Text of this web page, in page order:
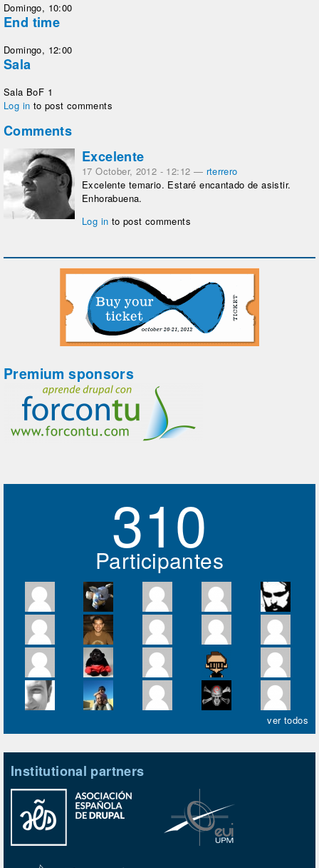
Domingo, 10:00
End time
Domingo, 12:00
Sala
Sala BoF 1
Log in to post comments
Comments
Excelente
17 October, 2012 - 12:12 — rterrero
Excelente temario. Estaré encantado de asistir.
Enhorabuena.
Log in to post comments
Premium sponsors
310
Participantes
ver todos
Institutional partners